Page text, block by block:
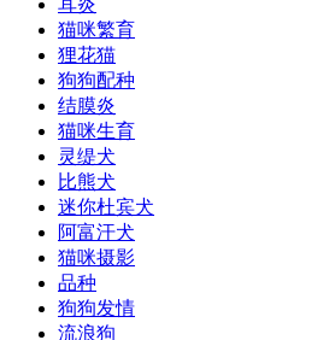
耳炎
猫咪繁育
狸花猫
狗狗配种
结膜炎
猫咪生育
灵缇犬
比熊犬
迷你杜宾犬
阿富汗犬
猫咪摄影
品种
狗狗发情
流浪狗